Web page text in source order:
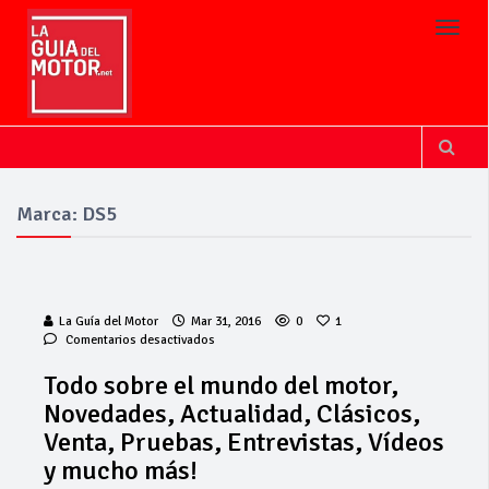
Marca: DS5
La Guía del Motor Mar 31, 2016 0
1
Comentarios desactivados
el
mundo
del
motor,
Todo sobre el mundo del motor,
Novedades, Actualidad, Clásicos,
Venta, Pruebas, Entrevistas, Vídeos
y mucho más!
Cárnicas El
Alcazar,
patrocinador de